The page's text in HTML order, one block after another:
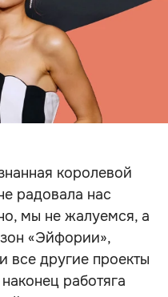
королевой
радовала нас
мы не жалуемся, а
«Эйфории»,
все другие проекты
работяга